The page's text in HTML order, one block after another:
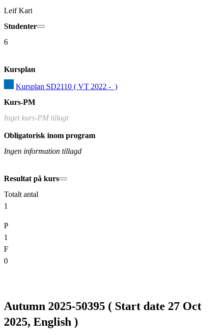
Leif Kari
Studenter
6
Kursplan
Kursplan SD2110 ( VT 2022 -  )
Kurs-PM
Inget kurs-PM tillagt
Obligatorisk inom program
Ingen information tillagd
Resultat på kurs
Totalt antal
1
P
1
F
0
Autumn 2025-50395 ( Start date 27 Oct
2025, English )